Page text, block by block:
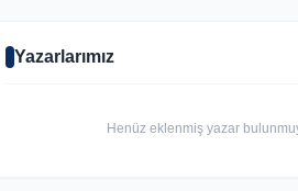
Yazarlarımız
Henüz eklenmiş yazar